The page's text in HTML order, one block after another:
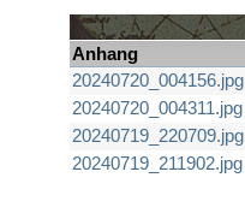
Anhang
20240720_004156.jpg
20240720_004311.jpg
20240719_220709.jpg
20240719_211902.jpg